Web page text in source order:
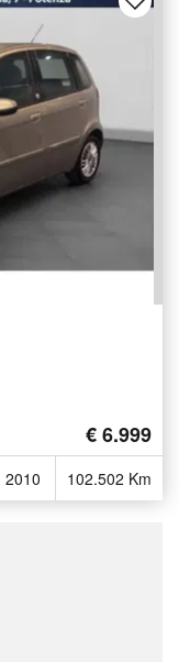
€ 6.999
2010 102.502 Km